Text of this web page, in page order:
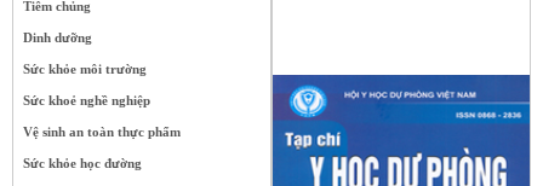
Tiêm chủng
Dinh dưỡng
Sức khỏe môi trường
Sức khoẻ nghề nghiệp
Vệ sinh an toàn thực phẩm
Sức khỏe học đường